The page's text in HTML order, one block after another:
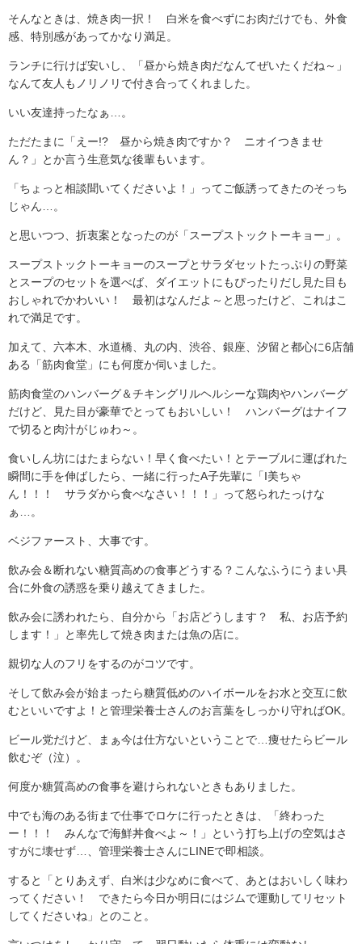
そんなときは、焼き肉一択！ 白米を食べずにお肉だけでも、外食
感、特別感があってかなり満足。
ランチに行けば安いし、「昼から焼き肉だなんてぜいたくだね～」
なんて友人もノリノリで付き合ってくれました。
いい友達持ったなぁ…。
ただたまに「えー!? 昼から焼き肉ですか？ ニオイつきませ
ん？」とか言う生意気な後輩もいます。
「ちょっと相談聞いてくださいよ！」ってご飯誘ってきたのそっち
じゃん…。
と思いつつ、折衷案となったのが「スープストックトーキョー」。
スープストックトーキョーのスープとサラダセットたっぷりの野菜
とスープのセットを選べば、ダイエットにもぴったりだし見た目も
おしゃれでかわいい！ 最初はなんだよ～と思ったけど、これはこ
れで満足です。
加えて、六本木、水道橋、丸の内、渋谷、銀座、汐留と都心に6店舗
ある「筋肉食堂」にも何度か伺いました。
筋肉食堂のハンバーグ＆チキングリルヘルシーな鶏肉やハンバーグ
だけど、見た目が豪華でとってもおいしい！ ハンバーグはナイフ
で切ると肉汁がじゅわ～。
食いしん坊にはたまらない！早く食べたい！とテーブルに運ばれた
瞬間に手を伸ばしたら、一緒に行ったA子先輩に「I美ちゃ
ん！！！ サラダから食べなさい！！！」って怒られたっけな
ぁ…。
ベジファースト、大事です。
飲み会＆断れない糖質高めの食事どうする？こんなふうにうまい具
合に外食の誘惑を乗り越えてきました。
飲み会に誘われたら、自分から「お店どうします？ 私、お店予約
します！」と率先して焼き肉または魚の店に。
親切な人のフリをするのがコツです。
そして飲み会が始まったら糖質低めのハイボールをお水と交互に飲
むといいですよ！と管理栄養士さんのお言葉をしっかり守ればOK。
ビール党だけど、まぁ今は仕方ないということで…痩せたらビール
飲むぞ（泣）。
何度か糖質高めの食事を避けられないときもありました。
中でも海のある街まで仕事でロケに行ったときは、「終わった
ー！！！ みんなで海鮮丼食べよ～！」という打ち上げの空気はさ
すがに壊せず…、管理栄養士さんにLINEで即相談。
すると「とりあえず、白米は少なめに食べて、あとはおいしく味わ
ってください！ できたら今日か明日にはジムで運動してリセット
してくださいね」とのこと。